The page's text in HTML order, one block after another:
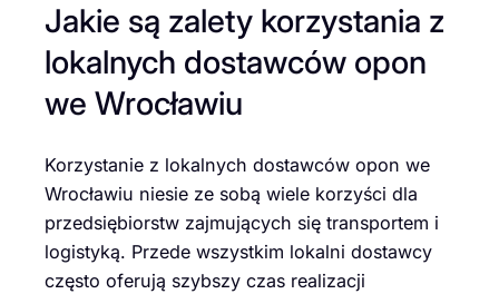
Jakie są zalety korzystania z
lokalnych dostawców opon
we Wrocławiu
Korzystanie z lokalnych dostawców opon we
Wrocławiu niesie ze sobą wiele korzyści dla
przedsiębiorstw zajmujących się transportem i
logistyką. Przede wszystkim lokalni dostawcy
często oferują szybszy czas realizacji